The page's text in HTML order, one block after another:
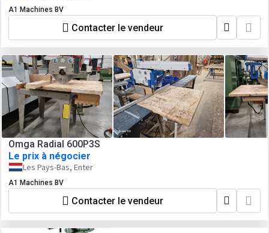
A1 Machines BV
Contacter le vendeur
Omga Radial 600P3S
Le prix à négocier
Les Pays-Bas, Enter
A1 Machines BV
Contacter le vendeur